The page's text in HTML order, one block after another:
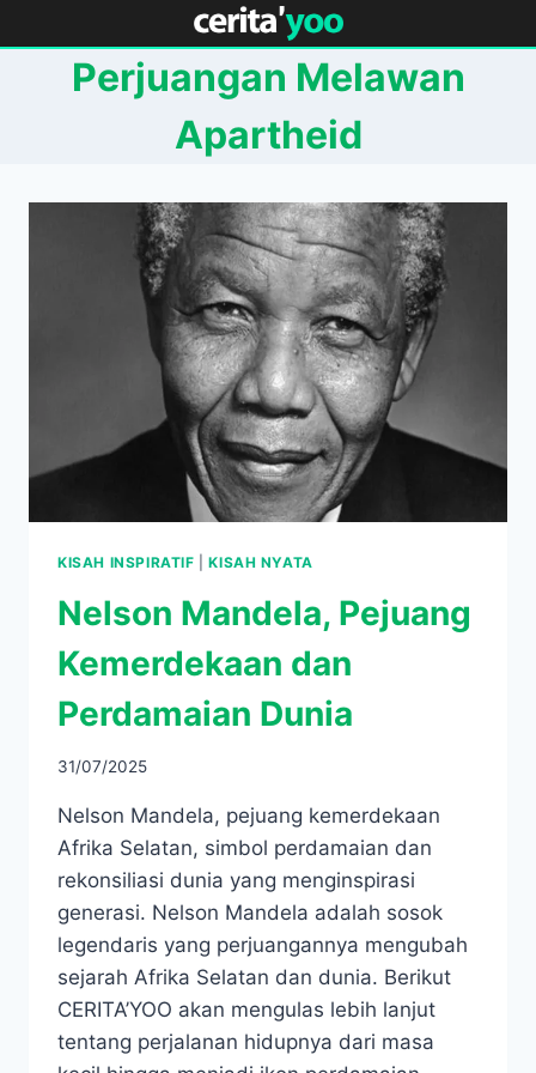
to
Perjuangan Melawan
Apartheid
KISAH INSPIRATIF |KISAH NYATA
Nelson Mandela, Pejuang
Kemerdekaan dan
Perdamaian Dunia
31/07/2025
Nelson Mandela, pejuang kemerdekaan
Afrika Selatan, simbol perdamaian dan
rekonsiliasi dunia yang menginspirasi
generasi. Nelson Mandela adalah sosok
legendaris yang perjuangannya mengubah
sejarah Afrika Selatan dan dunia. Berikut
CERITA’YOO akan mengulas lebih lanjut
tentang perjalanan hidupnya dari masa